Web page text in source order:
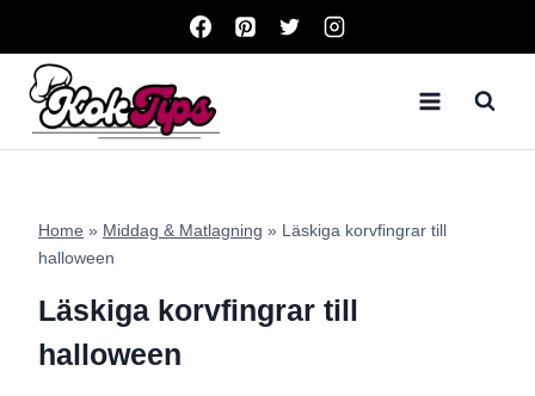
content
Home » Middag & Matlagning » Läskiga korvfingrar till
halloween
Läskiga korvfingrar till
halloween